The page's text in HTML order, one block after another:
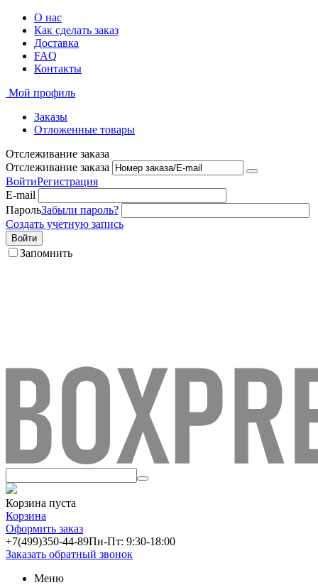
О нас
Как сделать заказ
Доставка
FAQ
Контакты
Мой профиль
Заказы
Отложенные товары
Отслеживание заказа
Отслеживание заказа
ВойтиРегистрация
E-mail
ПарольЗабыли пароль?
Создать учетную запись
Войти
Запомнить
Корзина пуста
Корзина
Оформить заказ
+7(499)350-44-89Пн-Пт: 9:30-18:00
Заказать обратный звонок
Меню